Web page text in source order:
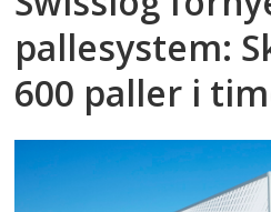
pallesystem:
600 paller i